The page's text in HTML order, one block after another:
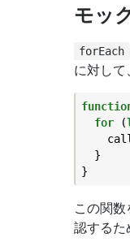
モッ
forEach
に対して
for (
  }
この関
認するた